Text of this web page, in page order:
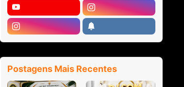
Postagens Mais Recentes